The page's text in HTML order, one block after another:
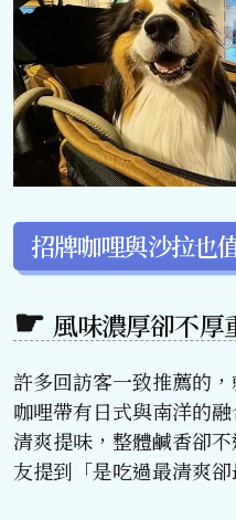
招牌咖哩與沙拉也
風味濃厚卻不厚
許多回訪客一致推薦的
咖哩帶有日式與南洋的
清爽提味，整體鹹香卻
友提到「是吃過最清爽